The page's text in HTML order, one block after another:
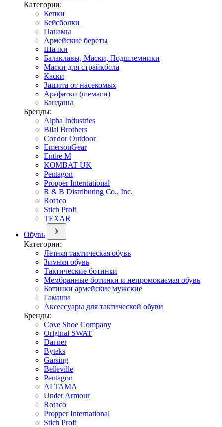
Категории:
Кепки
Бейсболки
Панамы
Армейские береты
Шапки
Балаклавы, Маски, Подшлемники
Маски для страйкбола
Каски
Защита от насекомых
Арафатки (шемаги)
Банданы
Бренды:
Alpha Industries
Bilal Brothers
Condor Outdoor
EmersonGear
Entire M
KOMBAT UK
Pentagon
Propper International
R & B Distributing Co., Inc.
Rothco
Stich Profi
TEXAR
Обувь
Категории:
Летняя тактическая обувь
Зимняя обувь
Тактические ботинки
Мембранные ботинки и непромокаемая обувь
Ботинки армейские мужские
Гамаши
Аксессуары для тактической обуви
Бренды:
Cove Shoe Company
Original SWAT
Danner
Byteks
Garsing
Belleville
Pentagon
ALTAMA
Under Armour
Rothco
Propper International
Stich Profi